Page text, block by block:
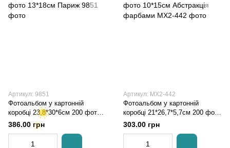
Артикул: 9851
Фотоальбом у картонній
коробці 23,8*30*6см 200 фото
13*18см Париж
386.00 грн
Артикул: MX2-442
Фотоальбом у картонній
коробці 21*26,7*5,7см 200 фото
10*15см Абстракція фарбами
303.00 грн